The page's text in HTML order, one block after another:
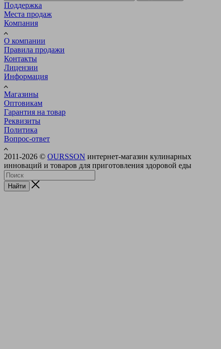
Поддержка
Места продаж
Компания
О компании
Правила продажи
Контакты
Лицензии
Информация
Магазины
Оптовикам
Гарантия на товар
Реквизиты
Политика
Вопрос-ответ
2011-2026 © OURSSON интернет-магазин кулинарных
инноваций и товаров для приготовления здоровой еды
Найти